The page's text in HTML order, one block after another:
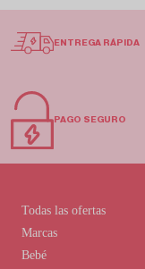
ENTREGA RÁPIDA
PAGO SEGURO
Todas las ofertas
Marcas
Bebé